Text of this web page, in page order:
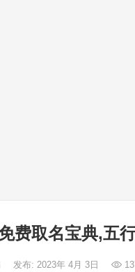
费取名宝典,五
发布: 2023年 4月 3日